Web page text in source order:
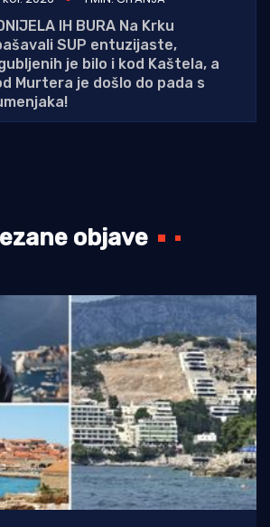
IH BURA Na Krku
SUP entuzijaste,
je bilo i kod Kaštela, a
Murtera je došlo do pada s
objave